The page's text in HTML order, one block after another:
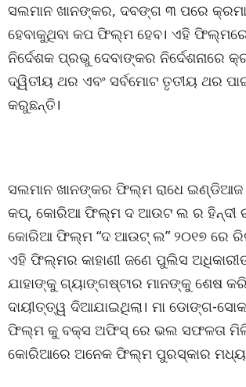
ସଲମାନ ଖାନଙ୍କର, ଦବଙ୍ଗ ୩ ପରେ
ହେବାକୁଥିବା କପ ଫିଲ୍ମ ହେବ। ଏହି
ନିର୍ଦେଶକ ପ୍ରଭୁ ଦେବାଙ୍କର ନିର୍ଦେଶନାରେ
ଦ୍ୱିତୀୟ ଥର ଏବଂ ସର୍ବମୋଟ ତୃତୀୟ ଥର
କରୁଛନ୍ତି।
ସଲମାନ ଖାନଙ୍କର ଫିଲ୍ମ ରାଧେ ଇଣ୍ଡିଆଜ
କପ୍, କୋରିଆ ଫିଲ୍ମ ଦ ଆଉଟ ଲ ର ହିନ୍ଦୀ
କୋରିଆ ଫିଲ୍ମ “ଦ ଆଉଟ୍ ଲ” ୨୦୧୭ ରେ
ଏହି ଫିଲ୍ମର କାହାଣୀ ଜଣେ ପୁଲିସ
ଯାହାଙ୍କୁ ଗ୍ୟାଙ୍ଗଷ୍ଟାର ମାନଙ୍କୁ ଶେଷ
ଦାୟୀତ୍ତ୍ୱ ଦିଆଯାଇଥିଲା। ମା ଡୋଙ୍ଗ-
ଫିଲ୍ମ କୁ ବକ୍ସ ଅଫିସ୍ ରେ ଭଲ ସଫଳତା
କୋରିଆରେ ଅନେକ ଫିଲ୍ମ ପୁରସ୍କାର ମଧ୍ୟ